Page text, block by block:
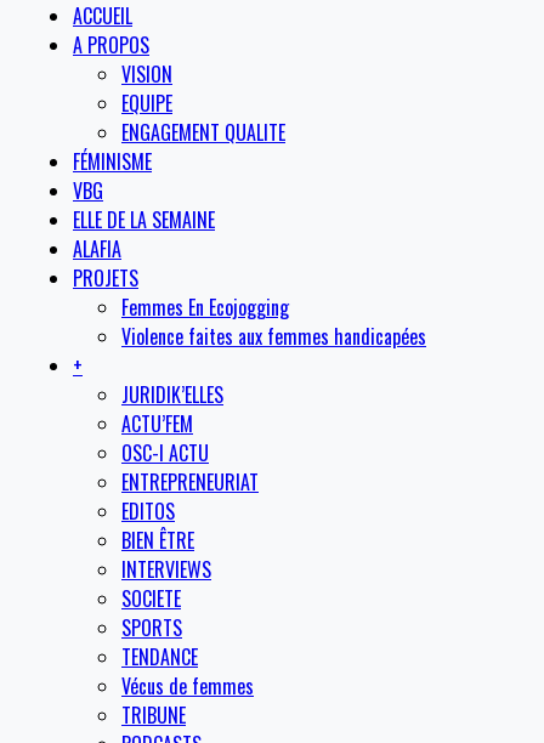
ACCUEIL
A PROPOS
VISION
EQUIPE
ENGAGEMENT QUALITE
FÉMINISME
VBG
ELLE DE LA SEMAINE
ALAFIA
PROJETS
Femmes En Ecojogging
Violence faites aux femmes handicapées
+
JURIDIK’ELLES
ACTU’FEM
OSC-I ACTU
ENTREPRENEURIAT
EDITOS
BIEN ÊTRE
INTERVIEWS
SOCIETE
SPORTS
TENDANCE
Vécus de femmes
TRIBUNE